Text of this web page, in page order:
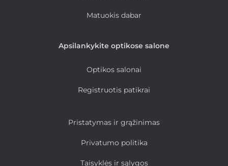
Matuokis dabar
Apsilankykite optikose salone
Optikos salonai
Registruotis patikrai
Pristatymas ir grąžinimas
Privatumo politika
Taisyklės ir sąlygos